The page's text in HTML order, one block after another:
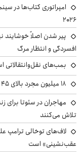
امپراتوری کتاب‌ها در
۲۰۲۶
پیر شدن اصلاً خوشایند
افسردگی و انتظار مرگ
بمب‌های نقل‌وانتقالاتی
۱۸ میلیون مجرد بالای ۴۵ سال؟ باید نشانه‌های بحران اجتماعی را جدی گرفت
مهاجران در سئوتا
تلاش می‌کنند
لاف‌های توخالی ترامپ
عقب‌نشینی» است